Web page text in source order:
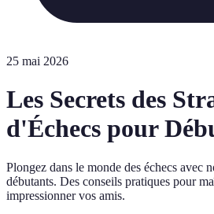
25 mai 2026
Les Secrets des
d'Échecs pour
Plongez dans le monde des échecs avec
débutants. Des conseils pratiques pour
impressionner vos amis.